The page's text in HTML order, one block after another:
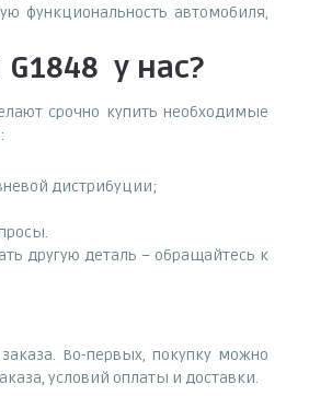
функциональность автомобиля,
у нас?
срочно купить необходимые
дистрибуции;
другую деталь – обращайтесь к
Во-первых, покупку можно
условий оплаты и доставки.